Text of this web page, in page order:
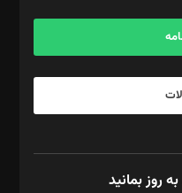
روز بمانید